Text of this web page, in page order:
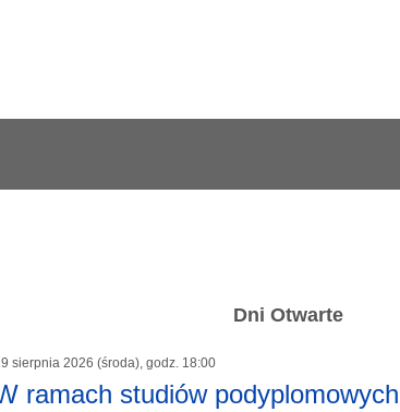
Dni Otwarte
sierpnia 2026 (środa), godz. 18:00
ramach studiów